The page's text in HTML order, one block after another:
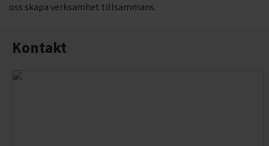
oss skapa verksamhet tillsammans.
Kontakt